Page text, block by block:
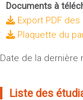
Documents à
Export PDF
Plaquette du
Date de la dernière
Liste des